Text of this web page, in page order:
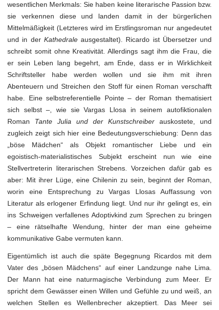
wesentlichen Merkmals: Sie haben keine literarische Passion bzw.
sie verkennen diese und landen damit in der bürgerlichen
Mittelmäßigkeit (Letzteres wird im Erstlingsroman nur angedeutet
und in der Kathedraleausgestaltet). Ricardo ist Übersetzer und
schreibt somit ohne Kreativität. Allerdings sagt ihm die Frau, die
er sein Leben lang begehrt, am Ende, dass er in Wirklichkeit
Schriftsteller habe werden wollen und sie ihm mit ihren
Abenteuern und Streichen den Stoff für einen Roman verschafft
habe. Eine selbstreferentielle Pointe – der Roman thematisiert
sich selbst –, wie sie Vargas Llosa in seinem autofiktionalen
Roman Tante Julia und der Kunstschreiber auskostete, und
zugleich zeigt sich hier eine Bedeutungsverschiebung: Denn das
„böse Mädchen“ als Objekt romantischer Liebe und ein
egoistisch-materialistisches Subjekt erscheint nun wie eine
Stellvertreterin literarischen Strebens. Vorzeichen dafür gab es
aber: Mit ihrer Lüge, eine Chilenin zu sein, beginnt der Roman,
worin eine Entsprechung zu Vargas Llosas Auffassung von
Literatur als erlogener Erfindung liegt. Und nur ihr gelingt es, ein
ins Schweigen verfallenes Adoptivkind zum Sprechen zu bringen
– eine rätselhafte Wendung, hinter der man eine geheime
kommunikative Gabe vermuten kann.
Eigentümlich ist auch die späte Begegnung Ricardos mit dem
Vater des „bösen Mädchens“ auf einer Landzunge nahe Lima.
Der Mann hat eine naturmagische Verbindung zum Meer. Er
spricht dem Gewässer einen Willen und Gefühle zu und weiß, an
welchen Stellen es Wellenbrecher akzeptiert. Das Meer sei